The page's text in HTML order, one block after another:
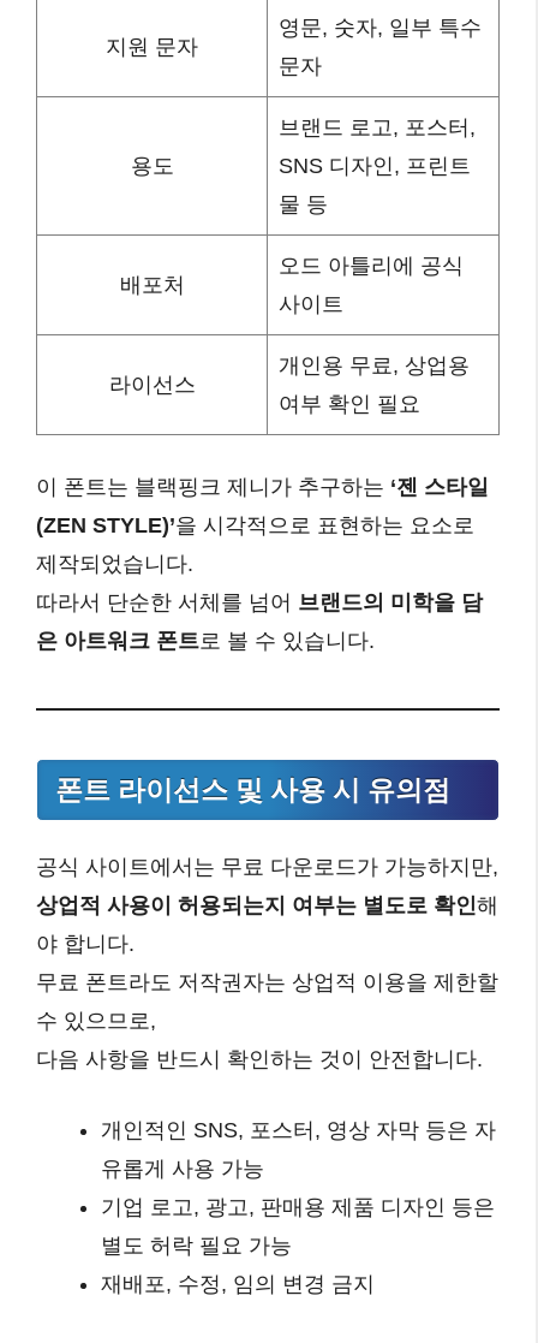
지원 문자
영문, 숫자, 일부 특수
문자
용도
브랜드 로고, 포스터,
SNS 디자인, 프린트
물 등
배포처
오드 아틀리에 공식
사이트
라이선스
개인용 무료, 상업용
여부 확인 필요
이 폰트는 블랙핑크 제니가 추구하는 ‘젠 스타일
(ZEN STYLE)’을 시각적으로 표현하는 요소로
제작되었습니다.
따라서 단순한 서체를 넘어 브랜드의 미학을 담
은 아트워크 폰트로 볼 수 있습니다.
폰트 라이선스 및 사용 시 유의점
공식 사이트에서는 무료 다운로드가 가능하지만,
상업적 사용이 허용되는지 여부는 별도로 확인해
야 합니다.
무료 폰트라도 저작권자는 상업적 이용을 제한할
수 있으므로,
다음 사항을 반드시 확인하는 것이 안전합니다.
개인적인 SNS, 포스터, 영상 자막 등은 자
유롭게 사용 가능
기업 로고, 광고, 판매용 제품 디자인 등은
별도 허락 필요 가능
재배포, 수정, 임의 변경 금지